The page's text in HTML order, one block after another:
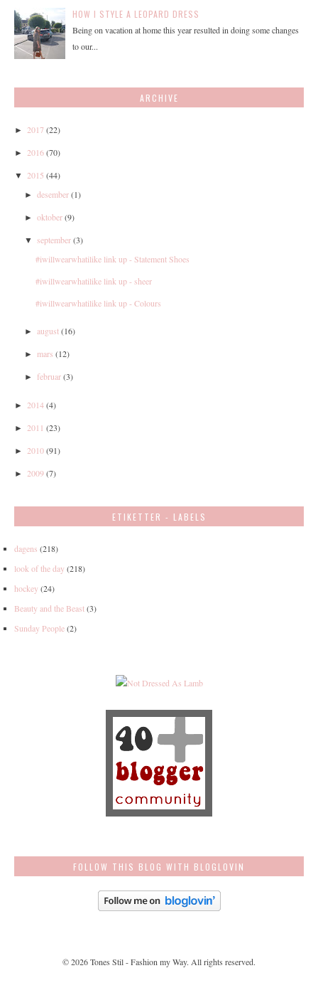
HOW I STYLE A LEOPARD DRESS
Being on vacation at home this year resulted in doing some changes
to our...
ARCHIVE
► 2017 (22)
► 2016(70)
▼ 2015 (44)
►desember (1)
►oktober (9)
▼ september (3)
#iwillwearwhatilike link up - Statement Shoes
#iwillwearwhatilike link up - sheer
#iwillwearwhatilike link up - Colours
►august (16)
► mars (12)
► februar (3)
► 2014(4)
► 2011 (23)
► 2010(91)
► 2009(7)
ETIKETTER - LABELS
dagens (218)
look of the day(218)
hockey(24)
Beauty and the Beast(3)
Sunday People(2)
FOLLOW THIS BLOG WITH BLOGLOVIN
©2026Tones Stil - Fashion my Way. All rights reserved.